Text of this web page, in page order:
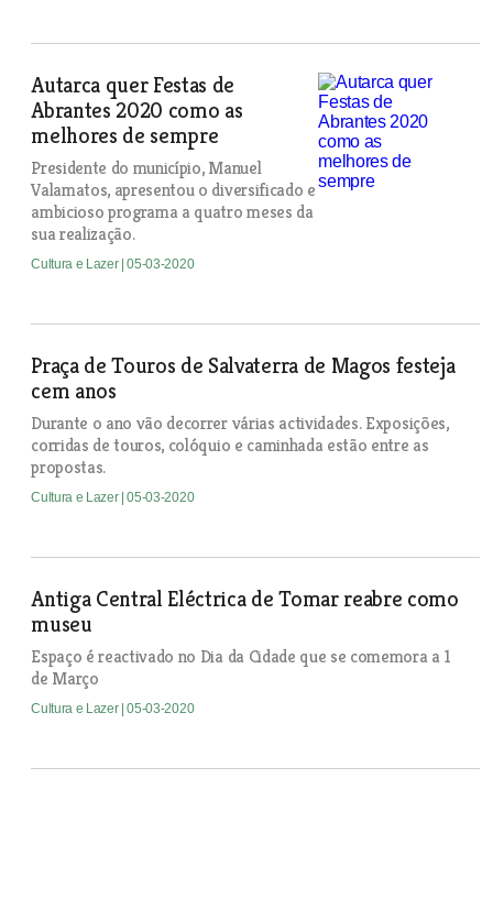
Autarca quer Festas de
Abrantes 2020 como as
melhores de sempre
Presidente do município, Manuel
Valamatos, apresentou o diversificado e
ambicioso programa a quatro meses da
sua realização.
Cultura e Lazer | 05-03-2020
Praça de Touros de Salvaterra de Magos festeja
cem anos
Durante o ano vão decorrer várias actividades. Exposições,
corridas de touros, colóquio e caminhada estão entre as
propostas.
Cultura e Lazer | 05-03-2020
Antiga Central Eléctrica de Tomar reabre como
museu
Espaço é reactivado no Dia da Cidade que se comemora a 1
de Março
Cultura e Lazer | 05-03-2020